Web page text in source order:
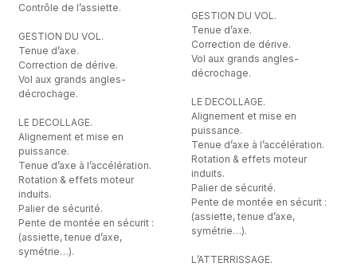
Contrôle de l’assiette.
GESTION DU VOL.
Tenue d’axe.
Correction de dérive.
Vol aux grands angles-
décrochage.
LE DECOLLAGE.
Alignement et mise en
puissance.
Tenue d’axe à l’accélération.
Rotation & effets moteur
induits.
Palier de sécurité.
Pente de montée en sécurit :
(assiette, tenue d’axe,
symétrie…).
GESTION DU VOL.
Tenue d’axe.
Correction de dérive.
Vol aux grands angles-
décrochage.
LE DECOLLAGE.
Alignement et mise en
puissance.
Tenue d’axe à l’accélération.
Rotation & effets moteur
induits.
Palier de sécurité.
Pente de montée en sécurit :
(assiette, tenue d’axe,
symétrie…).
L’ATTERRISSAGE.